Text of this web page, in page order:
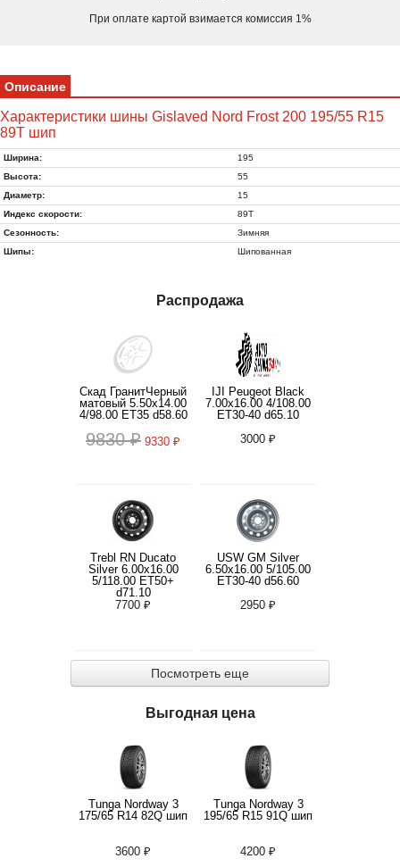
При оплате картой взимается комиссия 1%
Описание
Характеристики шины Gislaved Nord Frost 200 195/55 R15
89T шип
Ширина:
195
Высота:
55
Диаметр:
15
Индекс скорости:
89T
Сезонность:
Зимняя
Шипы:
Шипованная
Распродажа
Скад ГранитЧерный
матовый 5.50x14.00
4/98.00 ET35 d58.60
9830 ₽ 9330 ₽
IJI Peugeot Black
7.00x16.00 4/108.00
ET30-40 d65.10
3000 ₽
Trebl RN Ducato
Silver 6.00x16.00
5/118.00 ET50+
d71.10
7700 ₽
USW GM Silver
6.50x16.00 5/105.00
ET30-40 d56.60
2950 ₽
Посмотреть еще
Выгодная цена
Tunga Nordway 3
175/65 R14 82Q шип
3600 ₽
Tunga Nordway 3
195/65 R15 91Q шип
4200 ₽